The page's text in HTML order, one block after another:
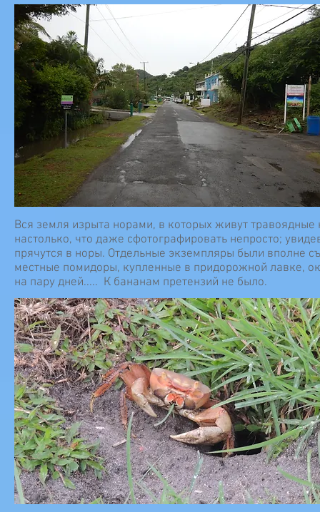
Вся земля изрыта норами, в которых живут
настолько, что даже сфотографировать непросто;
прячутся в норы. Отдельные экземпляры были вполне
местные помидоры, купленные в придорожной лавке,
на пару дней..... К бананам претензий не было.